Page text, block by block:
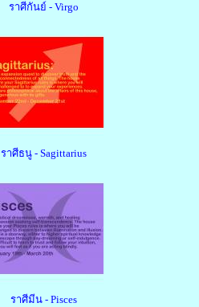
ราศีกันย์ - Virgo
ราศีธนู - Sagittarius
ราศีมีน - Pisces